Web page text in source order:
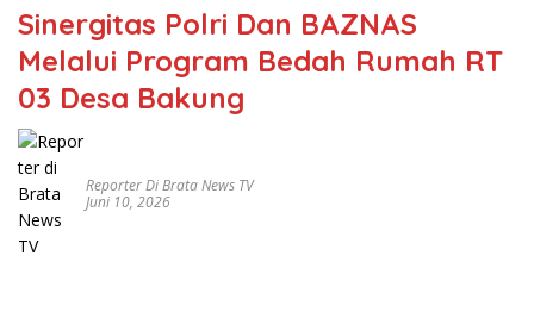
Sinergitas Polri Dan BAZNAS
Melalui Program Bedah Rumah RT
03 Desa Bakung
Reporter Di Brata News TV
Juni 10, 2026